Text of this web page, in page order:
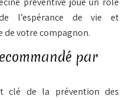
l’espérance de vie et
de votre compagnon.
par
clé de la prévention des